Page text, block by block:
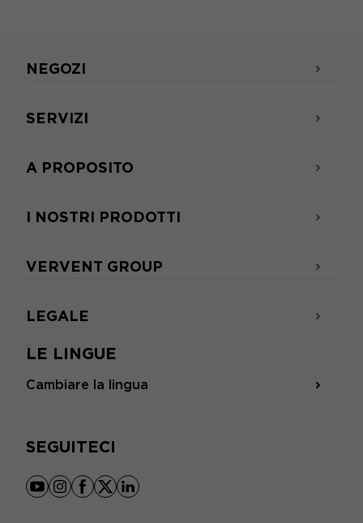
LE LINGUE
Cambiare la lingua
SEGUITECI
youtube
instagram
facebook
x linkedin
NEGOZI
SERVIZI
A PROPOSITO
I NOSTRI PRODOTTI
VERVENT GROUP
LEGALE